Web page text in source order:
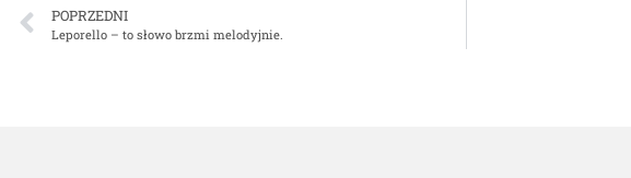
POPRZEDNI
Leporello – to słowo brzmi melodyjnie.